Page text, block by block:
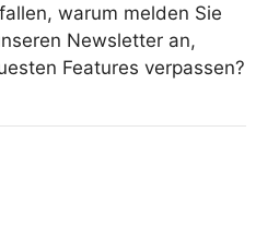
warum melden Sie
Newsletter an,
Features verpassen?